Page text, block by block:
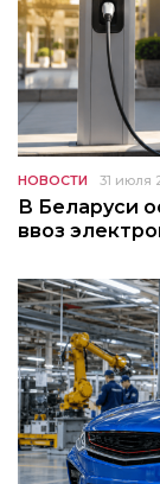
НОВОСТИ 31 июля
В Беларуси
ввоз